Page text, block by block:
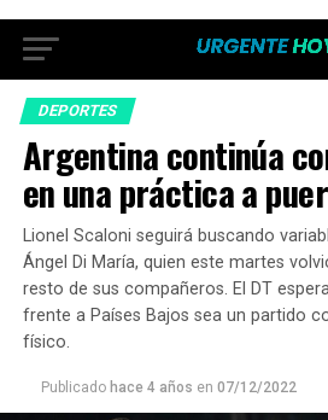
DEPORTES
Argentina continúa
en una práctica a
Lionel Scaloni seguirá buscando
Ángel Di María, quien este martes
resto de sus compañeros. El DT
frente a Países Bajos sea un partido
físico.
Publicado hace 4 años en 07/12/2022